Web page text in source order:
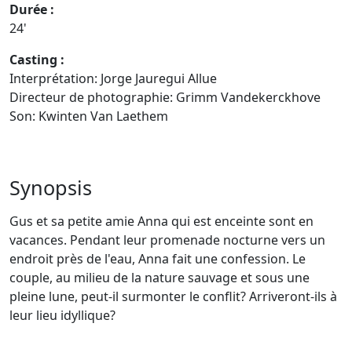
Durée :
24'
Casting :
Interprétation: Jorge Jauregui Allue
Directeur de photographie: Grimm Vandekerckhove
Son: Kwinten Van Laethem
Synopsis
Gus et sa petite amie Anna qui est enceinte sont en
vacances. Pendant leur promenade nocturne vers un
endroit près de l'eau, Anna fait une confession. Le
couple, au milieu de la nature sauvage et sous une
pleine lune, peut-il surmonter le conflit? Arriveront-ils à
leur lieu idyllique?